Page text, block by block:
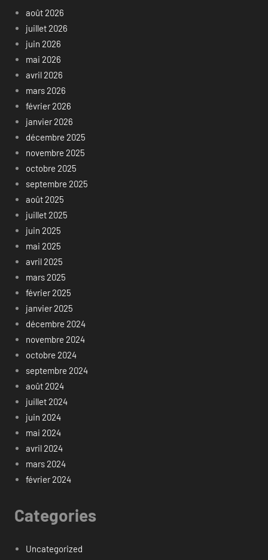
août 2026
juillet 2026
juin 2026
mai 2026
avril 2026
mars 2026
février 2026
janvier 2026
décembre 2025
novembre 2025
octobre 2025
septembre 2025
août 2025
juillet 2025
juin 2025
mai 2025
avril 2025
mars 2025
février 2025
janvier 2025
décembre 2024
novembre 2024
octobre 2024
septembre 2024
août 2024
juillet 2024
juin 2024
mai 2024
avril 2024
mars 2024
février 2024
Categories
Uncategorized